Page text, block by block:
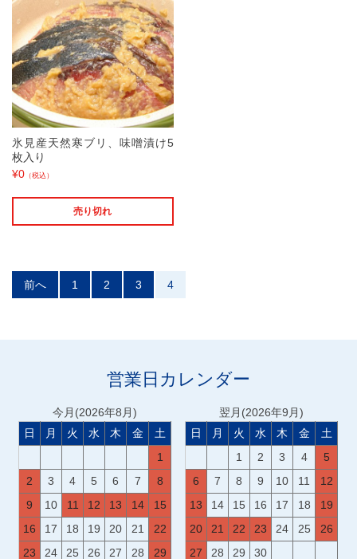
氷見産天然寒ブリ、味噌漬け5
枚入り
¥0 （税込）
売り切れ
投
稿
ナ
前へ 1 2 3 4
営業日カレンダー
今月(2026年8月)
日
月 火 水 木 金
土
1
2
3 4 5 6 7
8
9
10 11 12 13 14
15
16
17 18 19 20 21
22
23
24 25 26 27 28 29
翌月(2026年9月)
日
月 火 水 木 金
土
1
2 3 4
5
6
7 8 9 10 11
12
13
14 15 16 17 18
19
20
21 22 23 24 25
26
27
28 29 30